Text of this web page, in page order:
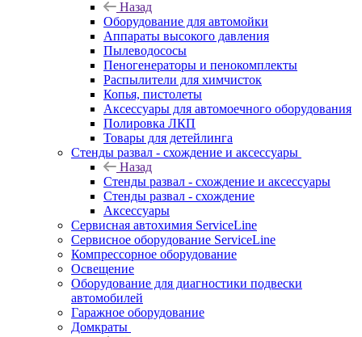
Назад
Оборудование для автомойки
Аппараты высокого давления
Пылеводососы
Пеногенераторы и пенокомплекты
Распылители для химчисток
Копья, пистолеты
Аксессуары для автомоечного оборудования
Полировка ЛКП
Товары для детейлинга
Стенды развал - схождение и аксессуары
Назад
Стенды развал - схождение и аксессуары
Стенды развал - схождение
Аксессуары
Сервисная автохимия ServiceLine
Сервисное оборудование ServiceLine
Компрессорное оборудование
Освещение
Оборудование для диагностики подвески
автомобилей
Гаражное оборудование
Домкраты